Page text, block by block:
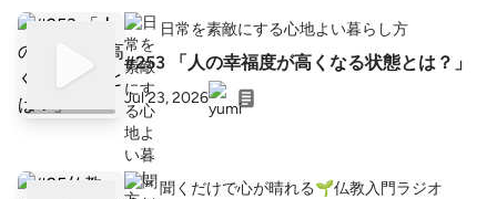
日常を素敵にする心地よい暮らし方
#253 「人の幸福度が高くなる状態とは？」
Jul 23, 2026
聞くだけで心が晴れる🌱仏教入門ラジオ